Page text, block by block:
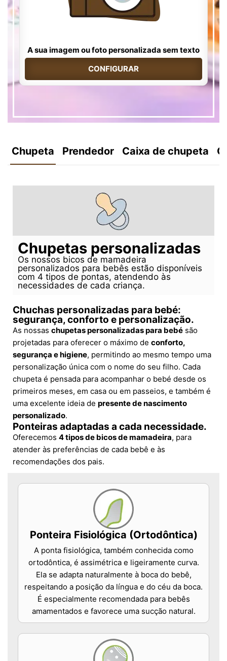
A sua imagem ou foto personalizada sem texto
CONFIGURAR
Chupeta Prendedor Caixa de chupeta
Chupetas personalizadas
Os nossos bicos de mamadeira
personalizados para bebês estão disponíveis
com 4 tipos de pontas, atendendo às
necessidades de cada criança.
Chuchas personalizadas para bebé:
segurança, conforto e personalização.
As nossas chupetas personalizadas para bebé são
projetadas para oferecer o máximo de conforto,
segurança e higiene, permitindo ao mesmo tempo uma
personalização única com o nome do seu filho. Cada
chupeta é pensada para acompanhar o bebé desde os
primeiros meses, em casa ou em passeios, e também é
uma excelente ideia de presente de nascimento
personalizado.
Ponteiras adaptadas a cada necessidade.
Oferecemos 4 tipos de bicos de mamadeira, para
atender às preferências de cada bebê e às
recomendações dos pais.
Ponteira Fisiológica (Ortodôntica)
A ponta fisiológica, também conhecida como
ortodôntica, é assimétrica e ligeiramente curva.
Ela se adapta naturalmente à boca do bebê,
respeitando a posição da língua e do céu da boca.
É especialmente recomendada para bebês
amamentados e favorece uma sucção natural.